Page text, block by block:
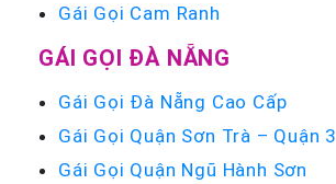
Gái Gọi Cam Ranh
GÁI GỌI ĐÀ NẴNG
Gái Gọi Đà Nẵng Cao Cấp
Gái Gọi Quận Sơn Trà – Quận 3
Gái Gọi Quận Ngũ Hành Sơn